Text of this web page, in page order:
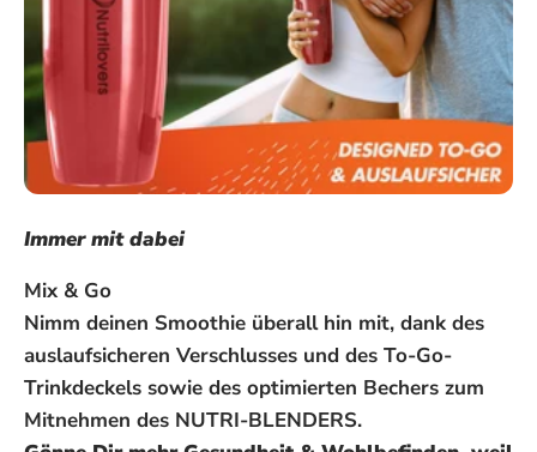
Immer mit dabei
Mix & Go
Nimm deinen Smoothie überall hin mit, dank des
auslaufsicheren Verschlusses und des To-Go-
Trinkdeckels sowie des optimierten Bechers zum
Mitnehmen des NUTRI-BLENDERS.